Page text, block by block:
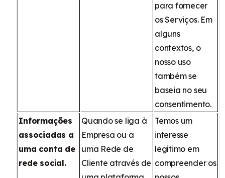
para fornecer
os Serviços. Em
alguns
contextos, o
nosso uso
também se
baseia no seu
consentimento.
Informações
associadas a
uma conta de
rede social.
Quando se liga à
Empresa ou a
uma Rede de
Cliente através de
Temos um
interesse
legítimo em
compreender os